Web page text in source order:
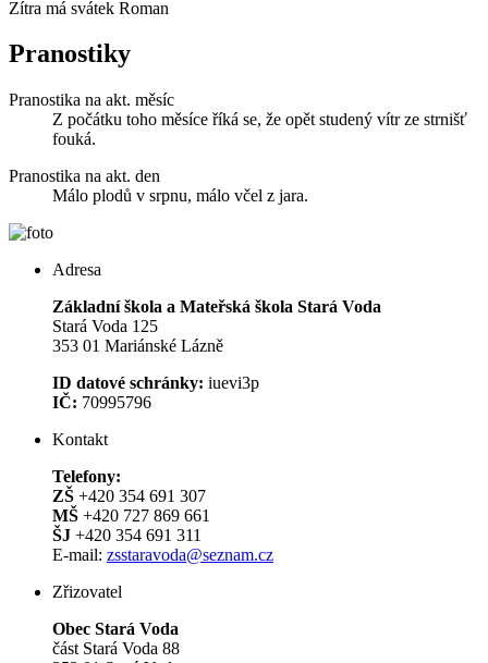
Zítra má svátek Roman
Pranostiky
Pranostika na akt. měsíc
Z počátku toho měsíce říká se, že opět studený vítr ze strnišť
fouká.
Pranostika na akt. den
Málo plodů v srpnu, málo včel z jara.
Adresa
Základní škola a Mateřská škola Stará Voda
Stará Voda 125
353 01 Mariánské Lázně
ID datové schránky: iuevi3p
IČ: 70995796
Kontakt
Telefony:
ZŠ +420 354 691 307
MŠ +420 727 869 661
ŠJ +420 354 691 311
E-mail: zsstaravoda@seznam.cz
Zřizovatel
Obec Stará Voda
část Stará Voda 88